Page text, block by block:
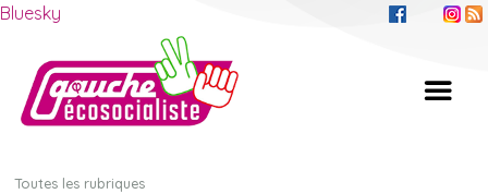
Bluesky
Toutes les rubriques